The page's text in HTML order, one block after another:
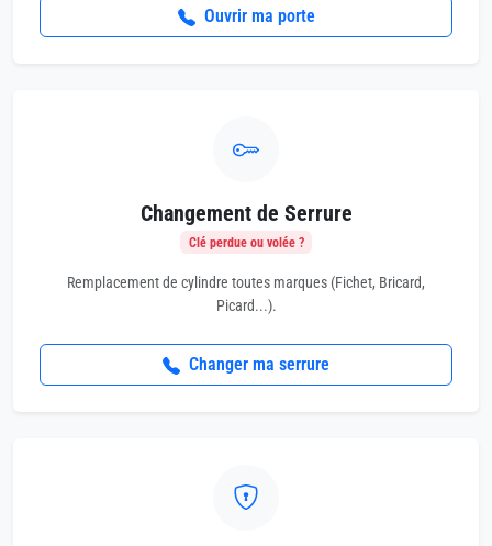
Ouvrir ma porte
Changement de Serrure
Clé perdue ou volée ?
Remplacement de cylindre toutes marques (Fichet, Bricard,
Picard...).
Changer ma serrure